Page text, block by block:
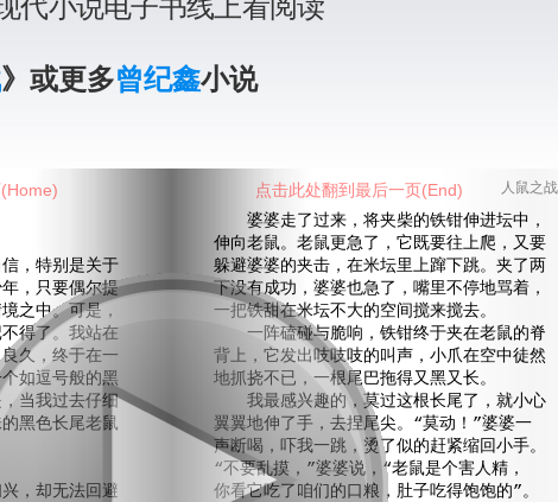
代小说电子书线上看阅读
》或更多曾纪鑫小说
人鼠之战
，特别是关于
，只要偶尔提
之中。可是，
得了。我站在
久，终于在一
如逗号般的黑
当我过去仔细
黑色长尾老鼠
，却无法回避
婆婆走了过来，将夹柴的铁钳伸进坛中，
伸向老鼠。老鼠更急了，它既要往上爬，又要
躲避婆婆的夹击，在米坛里上蹿下跳。夹了两
下没有成功，婆婆也急了，嘴里不停地骂着，
一把铁甜在米坛不大的空间搅来搅去。
一阵磕碰与脆响，铁钳终于夹在老鼠的脊
背上，它发出吱吱吱的叫声，小爪在空中徒然
地抓挠不已，一根尾巴拖得又黑又长。
我最感兴趣的，莫过这根长尾了，就小心
翼翼地伸了手，去捏尾尖。“莫动！”婆婆一
声断喝，吓我一跳，烫了似的赶紧缩回小手。
“不要乱摸，”婆婆说，“老鼠是个害人精，
你看它吃了咱们的口粮，肚子吃得饱饱的”。
点击此处翻到最后一页(End)